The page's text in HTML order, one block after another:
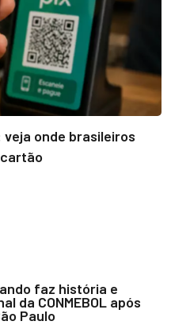
onde brasileiros
faz história e
da CONMEBOL após
Paulo